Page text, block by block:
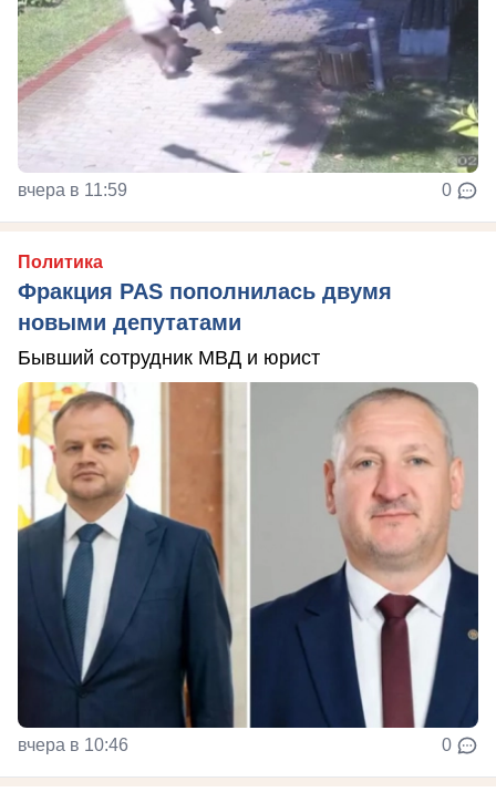
вчера в 11:59 0
Политика
Фракция PAS пополнилась двумя
новыми депутатами
Бывший сотрудник МВД и юрист
вчера в 10:46 0